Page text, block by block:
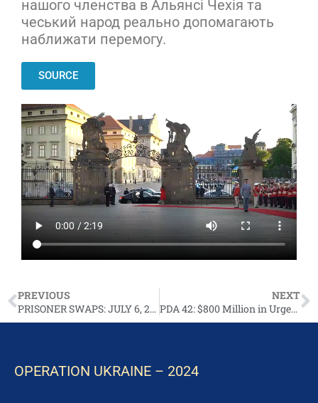
нашого членства в Альянсі Чехія та
чеський народ реально допомагають
наближати перемогу.
SOURCE
PREVIOUS
PRISONER SWAPS: JULY 6, 2023
NEXT
PDA 42: $800 Million in Urgent Security Assistance for Ukraine
OPERATION UKRAINE – 2024